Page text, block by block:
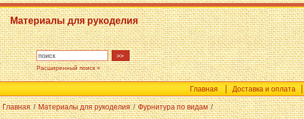
Материалы для рукоделия
Расширенный поиск »
Главная Доставка и оплата
Главная / Материалы для рукоделия / Фурнитура по видам /